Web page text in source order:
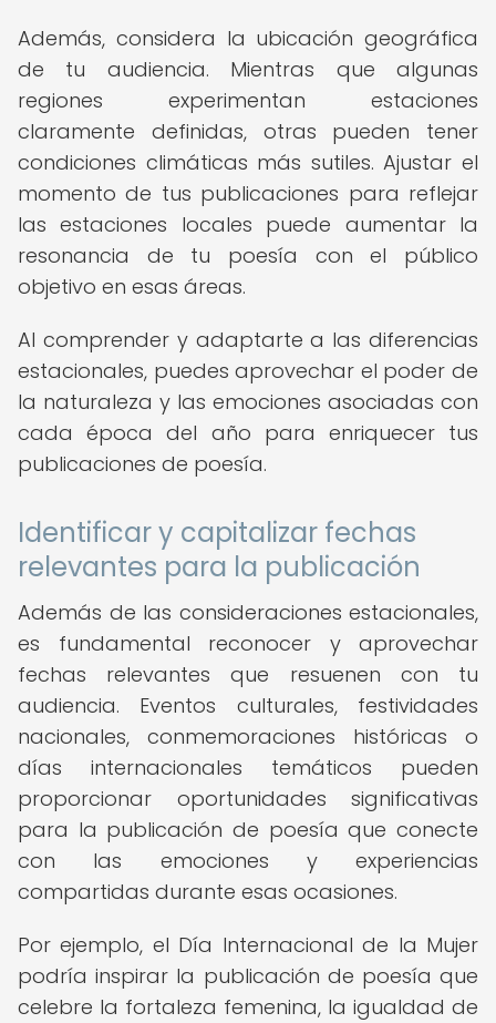
Además, considera la ubicación geográfica
de tu audiencia. Mientras que algunas
regiones experimentan estaciones
claramente definidas, otras pueden tener
condiciones climáticas más sutiles. Ajustar el
momento de tus publicaciones para reflejar
las estaciones locales puede aumentar la
resonancia de tu poesía con el público
objetivo en esas áreas.
Al comprender y adaptarte a las diferencias
estacionales, puedes aprovechar el poder de
la naturaleza y las emociones asociadas con
cada época del año para enriquecer tus
publicaciones de poesía.
Identificar y capitalizar fechas
relevantes para la publicación
Además de las consideraciones estacionales,
es fundamental reconocer y aprovechar
fechas relevantes que resuenen con tu
audiencia. Eventos culturales, festividades
nacionales, conmemoraciones históricas o
días internacionales temáticos pueden
proporcionar oportunidades significativas
para la publicación de poesía que conecte
con las emociones y experiencias
compartidas durante esas ocasiones.
Por ejemplo, el Día Internacional de la Mujer
podría inspirar la publicación de poesía que
celebre la fortaleza femenina, la igualdad de